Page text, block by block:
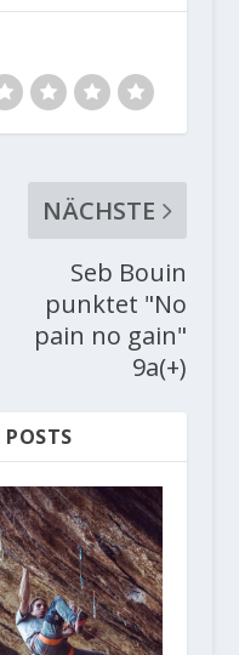
NÄCHSTE
Seb Bouin
punktet "No
pain no gain"
9a(+)